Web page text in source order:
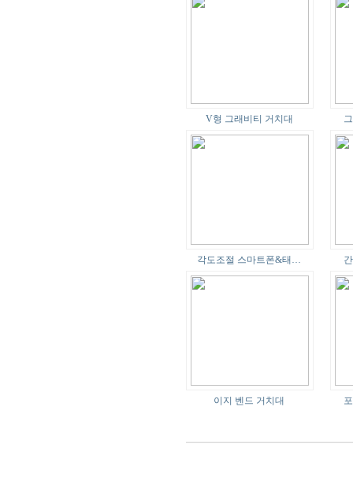
V형 그래비티 거치대
각도조절 스마트폰&태…
이지 벤드 거치대